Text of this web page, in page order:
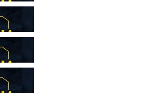
και ο Ιωνικός, με την ομάδα της
για μεγάλο χρονικό διάστημα ως
υπογραφή του. Ωστόσο, η εξέλιξη ήταν
ο 23χρονος αμυντικός επέλεξε τελικά
όπου θα συναντήσει ξανά τον
του στον ΠΑΣ Λαμία, Χρυσόστομο